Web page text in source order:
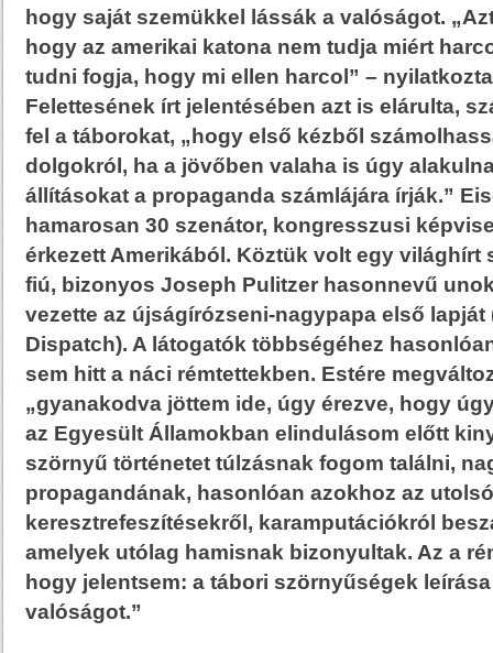
hogy saját szemükkel lássák a valóságot.
hogy az amerikai katona nem tudja miért
tudni fogja, hogy mi ellen harcol” –
Felettesének írt jelentésében azt is elárulta,
fel a táborokat, „hogy első kézből
dolgokról, ha a jövőben valaha is úgy
állításokat a propaganda számlájára írják.”
hamarosan 30 szenátor, kongresszusi
érkezett Amerikából. Köztük volt egy világhírt
fiú, bizonyos Joseph Pulitzer hasonnevű
vezette az újságírózseni-nagypapa első lapját
Dispatch). A látogatók többségéhez
sem hitt a náci rémtettekben. Estére
„gyanakodva jöttem ide, úgy érezve, hogy
az Egyesült Államokban elindulásom előtt
szörnyű történetet túlzásnak fogom találni,
propagandának, hasonlóan azokhoz az
keresztrefeszítésekről, karamputációkról
amelyek utólag hamisnak bizonyultak. Az a
hogy jelentsem: a tábori szörnyűségek
valóságot.”